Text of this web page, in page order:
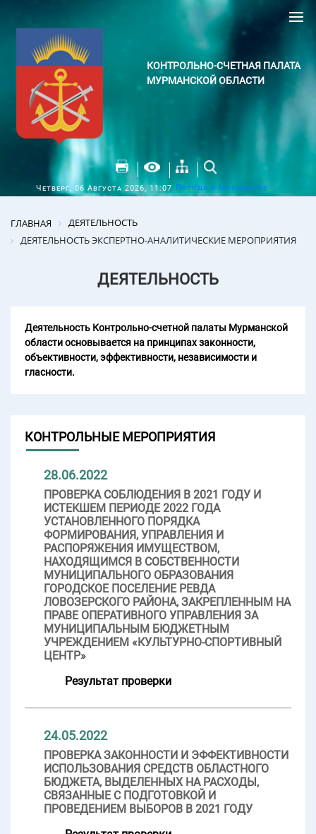
КОНТРОЛЬНО-СЧЕТНАЯ ПАЛАТА
МУРМАНСКОЙ ОБЛАСТИ
Четверг, 06 Августа 2026, 11:07 Погода в Мурманске
ГЛАВНАЯ
ДЕЯТЕЛЬНОСТЬ
ДЕЯТЕЛЬНОСТЬ ЭКСПЕРТНО-АНАЛИТИЧЕСКИЕ МЕРОПРИЯТИЯ
ДЕЯТЕЛЬНОСТЬ
Деятельность Контрольно-счетной палаты Мурманской
области основывается на принципах законности,
объективности, эффективности, независимости и
гласности.
КОНТРОЛЬНЫЕ МЕРОПРИЯТИЯ
28.06.2022
ПРОВЕРКА СОБЛЮДЕНИЯ В 2021 ГОДУ И
ИСТЕКШЕМ ПЕРИОДЕ 2022 ГОДА
УСТАНОВЛЕННОГО ПОРЯДКА
ФОРМИРОВАНИЯ, УПРАВЛЕНИЯ И
РАСПОРЯЖЕНИЯ ИМУЩЕСТВОМ,
НАХОДЯЩИМСЯ В СОБСТВЕННОСТИ
МУНИЦИПАЛЬНОГО ОБРАЗОВАНИЯ
ГОРОДСКОЕ ПОСЕЛЕНИЕ РЕВДА
ЛОВОЗЕРСКОГО РАЙОНА, ЗАКРЕПЛЕННЫМ НА
ПРАВЕ ОПЕРАТИВНОГО УПРАВЛЕНИЯ ЗА
МУНИЦИПАЛЬНЫМ БЮДЖЕТНЫМ
УЧРЕЖДЕНИЕМ «КУЛЬТУРНО-СПОРТИВНЫЙ
ЦЕНТР»
Результат проверки
24.05.2022
ПРОВЕРКА ЗАКОННОСТИ И ЭФФЕКТИВНОСТИ
ИСПОЛЬЗОВАНИЯ СРЕДСТВ ОБЛАСТНОГО
БЮДЖЕТА, ВЫДЕЛЕННЫХ НА РАСХОДЫ,
СВЯЗАННЫЕ С ПОДГОТОВКОЙ И
ПРОВЕДЕНИЕМ ВЫБОРОВ В 2021 ГОДУ